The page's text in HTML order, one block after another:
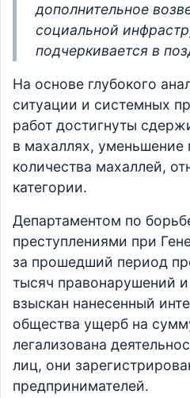
дополнительное
социальной
подчеркивается в
На основе глубокого
ситуации и системных
работ достигнуты
в махаллях, уменьшение
количества махаллей,
категории.
Департаментом по
преступлениями при
за прошедший период
тысяч правонарушений
взыскан нанесенный
общества ущерб на
легализована
лиц, они
предпринимателей.